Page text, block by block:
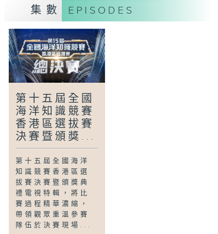
集數 EPISODES
第十五屆全國
海洋知識競賽
香港區選拔賽
決賽暨頒獎...
第十五屆全國海洋
知識競賽香港區選
拔賽決賽暨頒獎典
禮電視特輯，將比
賽過程精華濃縮，
帶領觀眾重溫參賽
隊伍於決賽現場...